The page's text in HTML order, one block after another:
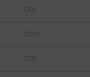
CDI
CDD
CDI